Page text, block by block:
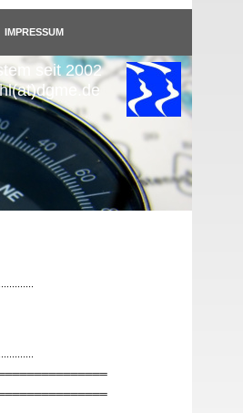
IMPRESSUM
seit 2002